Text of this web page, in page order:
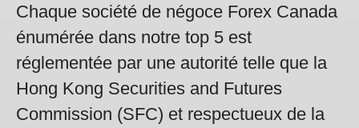
Chaque société de négoce Forex Canada
énumérée dans notre top 5 est
réglementée par une autorité telle que la
Hong Kong Securities and Futures
Commission (SFC) et respectueux de la